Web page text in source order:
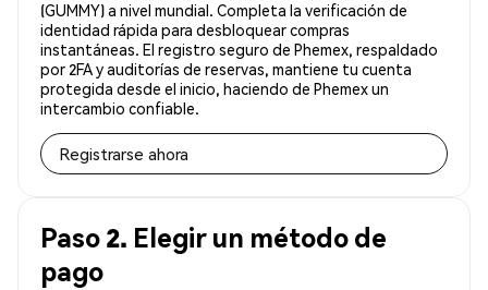
(GUMMY) a nivel mundial. Completa la verificación de
identidad rápida para desbloquear compras
instantáneas. El registro seguro de Phemex, respaldado
por 2FA y auditorías de reservas, mantiene tu cuenta
protegida desde el inicio, haciendo de Phemex un
intercambio confiable.
Registrarse ahora
Paso 2. Elegir un método de
pago